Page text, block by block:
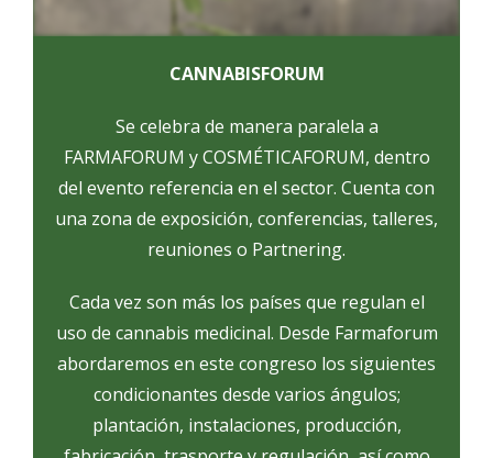
CANNABISFORUM
Se celebra de manera paralela a
FARMAFORUM y COSMÉTICAFORUM, dentro
del evento referencia en el sector. Cuenta con
una zona de exposición, conferencias, talleres,
reuniones o Partnering.
Cada vez son más los países que regulan el
uso de cannabis medicinal. Desde Farmaforum
abordaremos en este congreso los siguientes
condicionantes desde varios ángulos;
plantación, instalaciones, producción,